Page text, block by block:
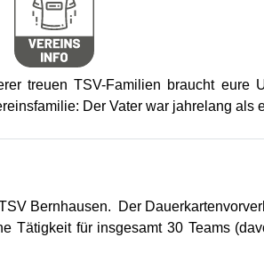
treuen TSV-Familien braucht eure
Der Vater war jahrelang als
Bernhausen. Der
Tätigkeit für insgesamt 30 Teams